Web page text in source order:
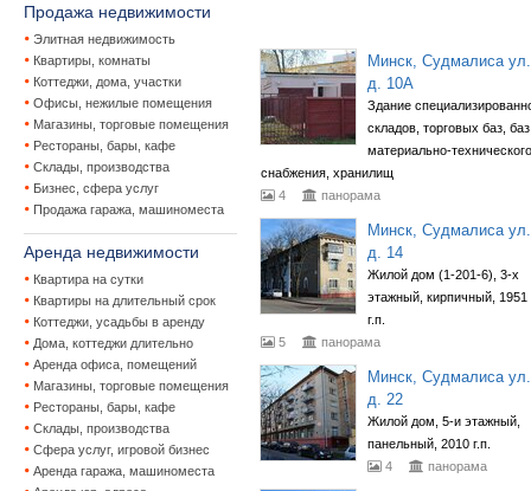
Продажа недвижимости
Элитная недвижимость
Квартиры, комнаты
Коттеджи, дома, участки
Офисы, нежилые помещения
Магазины, торговые помещения
Рестораны, бары, кафе
Склады, производства
Бизнес, сфера услуг
Продажа гаража, машиноместа
Аренда недвижимости
Квартира на сутки
Квартиры на длительный срок
Коттеджи, усадьбы в аренду
Дома, коттеджи длительно
Аренда офиса, помещений
Магазины, торговые помещения
Рестораны, бары, кафе
Склады, производства
Сфера услуг, игровой бизнес
Аренда гаража, машиноместа
Минск, Судмалиса
д. 10А
Здание
складов, торговых баз, баз
материально-технического
снабжения, хранилищ
4
панорама
Минск, Судмалиса
д. 14
Жилой дом (1-201-6), 3-х
этажный, кирпичный, 1951
г.п.
5
панорама
Минск, Судмалиса
д. 22
Жилой дом, 5-и этажный,
панельный, 2010 г.п.
4
панорама